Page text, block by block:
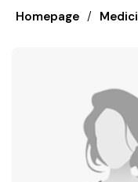
Homepage / Medici